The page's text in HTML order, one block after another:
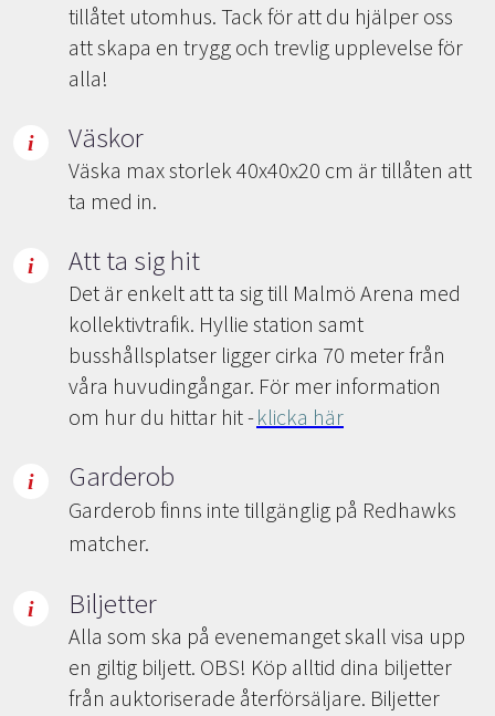
tillåtet utomhus. Tack för att du hjälper oss
att skapa en trygg och trevlig upplevelse för
alla!
Väskor
Väska max storlek 40x40x20 cm är tillåten att
ta med in.
Att ta sig hit
Det är enkelt att ta sig till Malmö Arena med
kollektivtrafik. Hyllie station samt
busshållsplatser ligger cirka 70 meter från
våra huvudingångar. För mer information
om hur du hittar hit -klicka här
Garderob
Garderob finns inte tillgänglig på Redhawks
matcher.
Biljetter
Alla som ska på evenemanget skall visa upp
en giltig biljett. OBS! Köp alltid dina biljetter
från auktoriserade återförsäljare. Biljetter